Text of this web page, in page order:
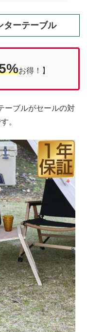
ターテーブル
お得！】
ーブルがセールの対
。